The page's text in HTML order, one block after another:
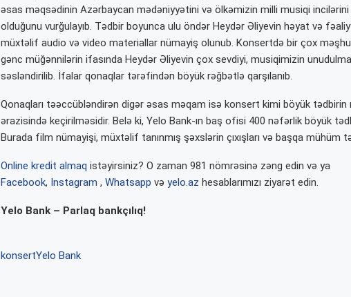
əsas məqsədinin Azərbaycan mədəniyyətini və ölkəmizin milli musiqi
olduğunu vurğulayıb. Tədbir boyunca ulu öndər Heydər Əliyevin həyat və
müxtəlif audio və video materiallar nümayiş olunub. Konsertdə bir çox
gənc müğənnilərin ifasında Heydər Əliyevin çox sevdiyi, musiqimizin
səsləndirilib. İfalar qonaqlar tərəfindən böyük rəğbətlə qarşılanıb.
Qonaqları təəccübləndirən digər əsas məqam isə konsert kimi böyük tədbirin
ərazisində keçirilməsidir. Belə ki, Yelo Bank-ın baş ofisi 400 nəfərlik böyük
Burada film nümayişi, müxtəlif tanınmış şəxslərin çıxışları və başqa mühüm
Online kredit almaq istəyirsiniz? O zaman 981 nömrəsinə zəng edin və ya
Facebook, Instagram , Whatsapp və yelo.az hesablarımızı ziyarət edin.
Yelo Bank – Parlaq bankçılıq!
konsertYelo Bank